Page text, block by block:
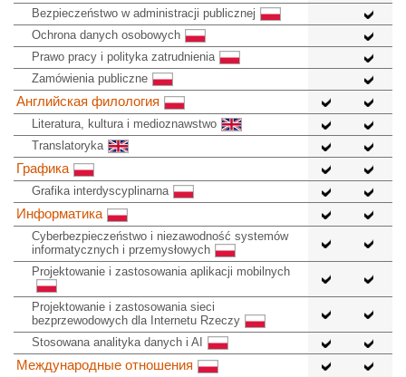
Bezpieczeństwo w administracji publicznej
Ochrona danych osobowych
Prawo pracy i polityka zatrudnienia
Zamówienia publiczne
Английская филология
Literatura, kultura i medioznawstwo
Translatoryka
Графика
Grafika interdyscyplinarna
Информатика
Cyberbezpieczeństwo i niezawodność systemów
informatycznych i przemysłowych
Projektowanie i zastosowania aplikacji mobilnych
Projektowanie i zastosowania sieci
bezprzewodowych dla Internetu Rzeczy
Stosowana analityka danych i AI
Международные отношения